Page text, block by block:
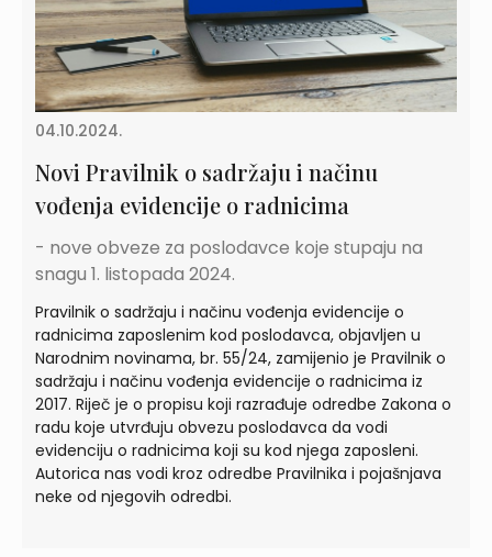
04.10.2024.
Novi Pravilnik o sadržaju i načinu
vođenja evidencije o radnicima
- nove obveze za poslodavce koje stupaju na
snagu 1. listopada 2024.
Pravilnik o sadržaju i načinu vođenja evidencije o
radnicima zaposlenim kod poslodavca, objavljen u
Narodnim novinama, br. 55/24, zamijenio je Pravilnik o
sadržaju i načinu vođenja evidencije o radnicima iz
2017. Riječ je o propisu koji razrađuje odredbe Zakona o
radu koje utvrđuju obvezu poslodavca da vodi
evidenciju o radnicima koji su kod njega zaposleni.
Autorica nas vodi kroz odredbe Pravilnika i pojašnjava
neke od njegovih odredbi.